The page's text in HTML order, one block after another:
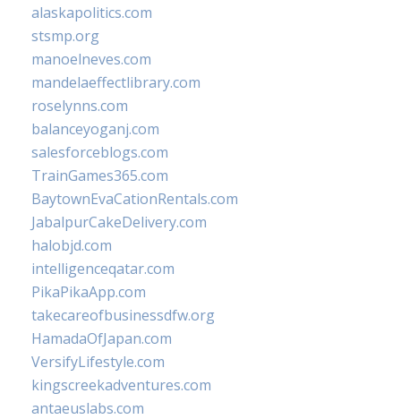
alaskapolitics.com
stsmp.org
manoelneves.com
mandelaeffectlibrary.com
roselynns.com
balanceyoganj.com
salesforceblogs.com
TrainGames365.com
BaytownEvaCationRentals.com
JabalpurCakeDelivery.com
halobjd.com
intelligenceqatar.com
PikaPikaApp.com
takecareofbusinessdfw.org
HamadaOfJapan.com
VersifyLifestyle.com
kingscreekadventures.com
antaeuslabs.com